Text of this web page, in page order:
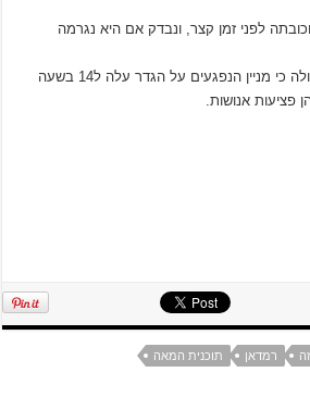
לפני זמן קצר, ונבדק אם היא נגרמה
מהפרסומים הפלסטינים עולה כי מניין הנפגעים על הגדר עלה ל14 בשעה
פציעות אנושות.
רמדאן תוכנית המאה